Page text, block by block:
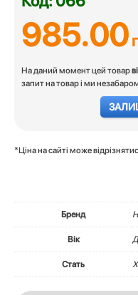
985.00
На даний момент цей товар
запит на товар і ми
*Ціна на сайті може
Бренд
Вік
Стать